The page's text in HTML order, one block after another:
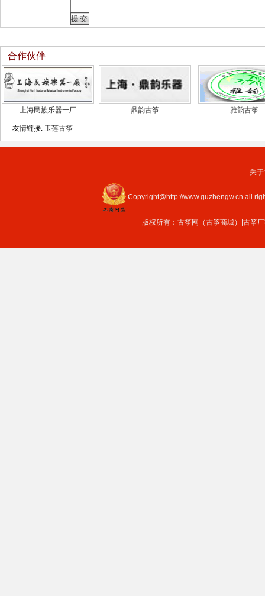
合作伙伴
上海民族乐器一厂 鼎韵古筝 雅韵古筝
友情链接: 玉莲古筝
关
Copyright@http://www.guzhengw.cn all
版权所有： 古筝网（古筝商城） 古筝